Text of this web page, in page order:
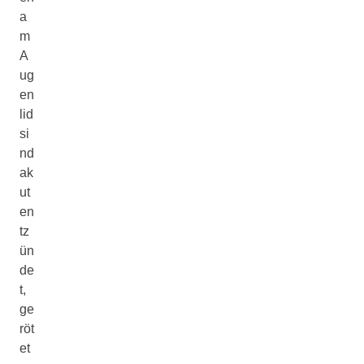
a
m
A
ug
en
lid
si
nd
ak
ut
en
tz
ün
de
t,
ge
röt
et